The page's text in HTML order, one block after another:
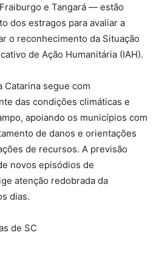
e Tangará — estão
dos estragos para avaliar a
o reconhecimento da Situação
de Ação Humanitária (IAH).
Catarina segue com
das condições climáticas e
apoiando os municípios com
de danos e orientações
de recursos. A previsão
novos episódios de
atenção redobrada da
dias.
de SC